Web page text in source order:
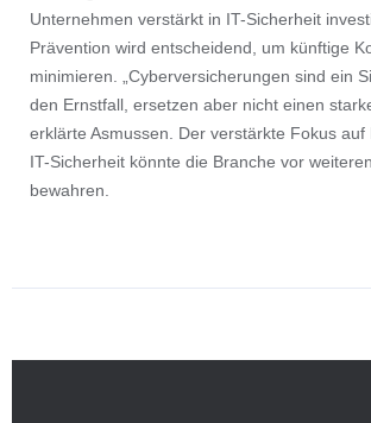
Unternehmen verstärkt in IT-Sicherheit
Prävention wird entscheidend, um künftige
minimieren. „Cyberversicherungen sind ein
den Ernstfall, ersetzen aber nicht einen
erklärte Asmussen. Der verstärkte Fokus auf
IT-Sicherheit könnte die Branche vor
bewahren.